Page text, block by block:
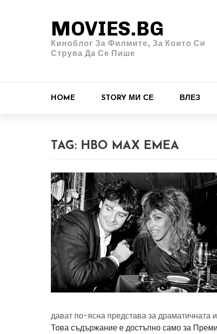
MOVIES.BG
Киноблог За Филмите, За Които Си
Струва Да Се Пише
HOME STORY МИ СЕ ВЛЕЗ
TAG: HBO MAX EMEA
дават по-ясна представа за драматичната
Това съдържание е достъпно само за